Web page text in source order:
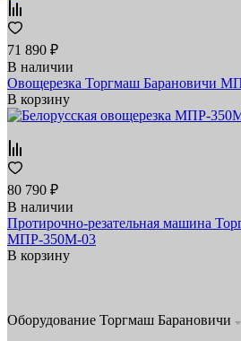
71 890 ₽
В наличии
Овощерезка Торгмаш Барановичи
В корзину
80 790 ₽
В наличии
Протирочно-резательная машина
МПР-350М-03
В корзину
Оборудование Торгмаш Барановичи